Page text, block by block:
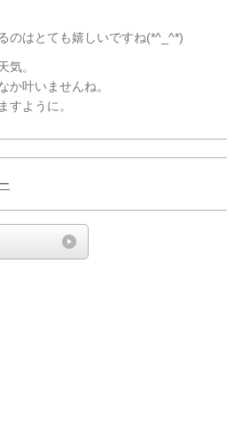
のはとても嬉しいですね(*^_^*)
気。
か叶いませんね。
すように。